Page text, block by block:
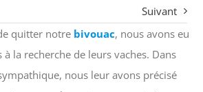
Suivant
quitter notre bivouac, nous avons eu
la recherche de leurs vaches. Dans
nous leur avons précisé